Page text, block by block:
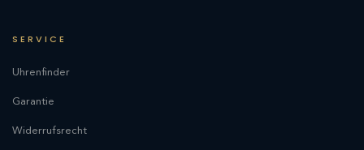
SERVICE
Uhrenfinder
Garantie
Widerrufsrecht